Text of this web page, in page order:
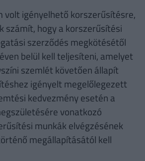
volt igényelhető korszerűsítésre,
számít, hogy a korszerűsítési
szerződés megkötésétől
belül kell teljesíteni, amelyet
szemlét követően állapít
igényelt megelőlegezett
kedvezmény esetén a
vonatkozó
munkák elvégzésének
megállapításától kell